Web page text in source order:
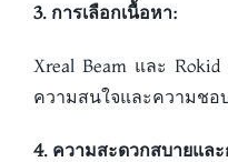
3. การเลือกเนื้อหา:
Xreal Beam และ
ความสนใจและความชอ
4. ความสะดวกสบายแล